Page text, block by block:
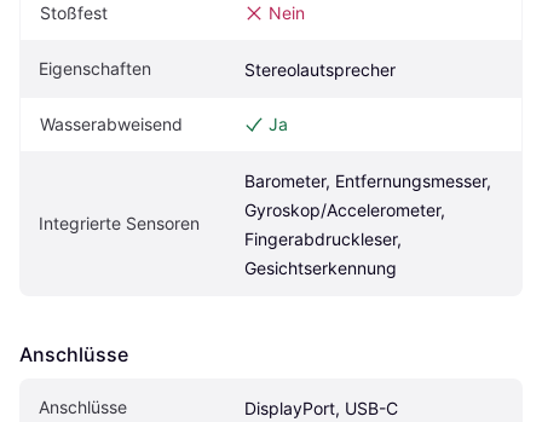
Stoßfest Nein
Eigenschaften Stereolautsprecher
Wasserabweisend Ja
Integrierte Sensoren
Barometer, Entfernungsmesser,
Gyroskop/Accelerometer,
Fingerabdruckleser,
Gesichtserkennung
Anschlüsse
Anschlüsse DisplayPort, USB-C